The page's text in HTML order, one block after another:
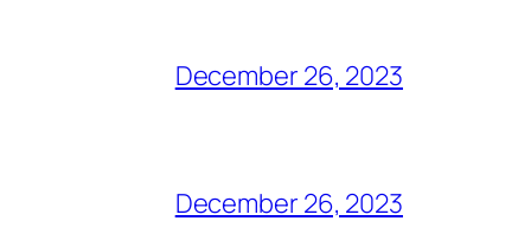
December 26, 2023
December 26, 2023